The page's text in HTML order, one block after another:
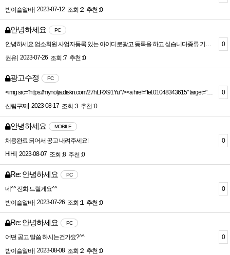
밤이슬알바| 2023-07-12 조회 :2 추천 :0
안녕하세요 PC
안녕하세요 업소회원 사업자등록 있는 아이디로광고 등록을 하고 싶습니다종류 기간 별 금액 좀 알려주세요
권유 2023-07-26 조회 :7 추천 :0
0
광고수정 PC
<img src="https://mynolja.diskn.com/27hLRX91Yu" /><a href="tel:01048343615" target="_blank"><img src="https://mynolja.diskn.com/1n4V2vAhLG" /><a href="https://open.kakao.com/o/sZdjd6gf" target="_blank"><img src="https://mynolja.diskn.com/0nBxr5EIeg" />.글내용 html 변환해서 위 내용으로 올려주실수있을까요
신림구찌
2023-08-17 조회 :3 추천 :0
0
안녕하세요 MOBILE
채용완료 되어서 공고 내려주세요!
HiHi 2023-08-07 조회 :8 추천 :0
0
Re: 안녕하세요 PC
네^^ 전화 드릴게요^^
밤이슬알바| 2023-07-26 조회 :1 추천 :0
0
Re: 안녕하세요 PC
어떤 공고 말씀 하시는건가요?^^
밤이슬알바| 2023-08-08 조회 :2 추천 :0
0